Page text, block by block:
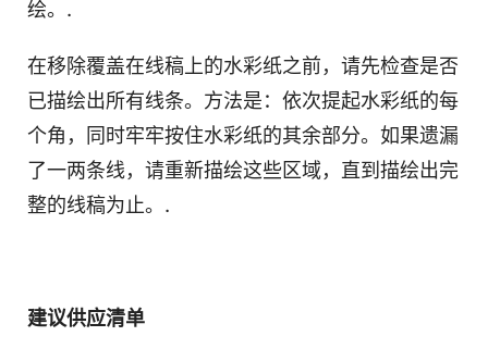
绘。.
在移除覆盖在线稿上的水彩纸之前，请先检查是否
已描绘出所有线条。方法是：依次提起水彩纸的每
个角，同时牢牢按住水彩纸的其余部分。如果遗漏
了一两条线，请重新描绘这些区域，直到描绘出完
整的线稿为止。.
建议供应清单